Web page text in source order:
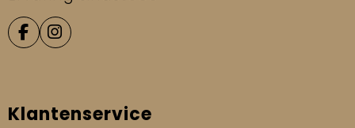
Klantenservice